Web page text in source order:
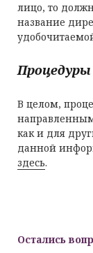
лицо, то
название
В целом,
как и для
данной
здесь.
Остались